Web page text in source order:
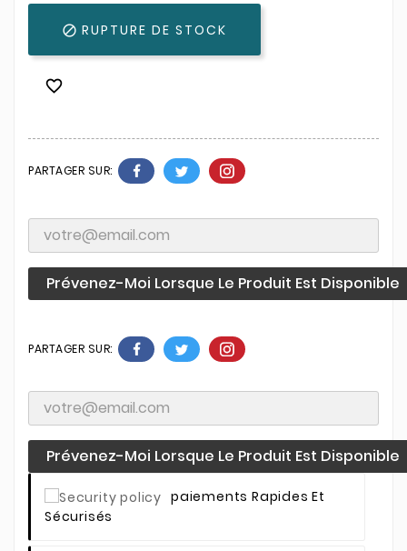
 RUPTURE DE STOCK

PARTAGER SUR:
Prévenez-Moi Lorsque Le Produit Est Disponible
PARTAGER SUR:
Prévenez-Moi Lorsque Le Produit Est Disponible
Paiements Rapides Et
Sécurisés